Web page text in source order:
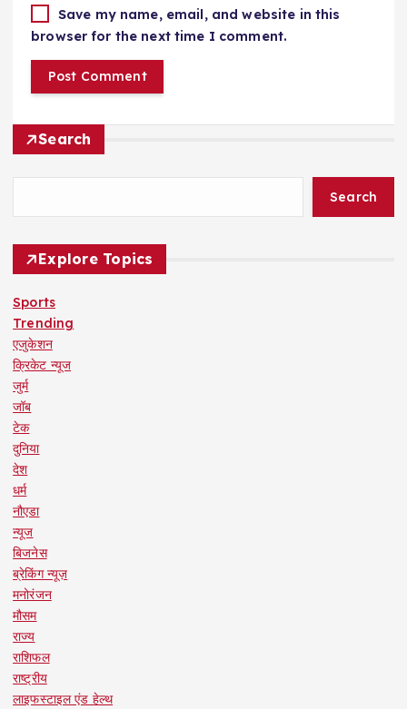
Save my name, email, and website in this
browser for the next time I comment.
Search
Search
Explore Topics
Sports
Trending
एजुकेशन
क्रिकेट न्यूज
जुर्म
जॉब
टेक
दुनिया
देश
धर्म
नौएडा
न्यूज
बिजनेस
ब्रेकिंग न्यूज़
मनोरंजन
मौसम
राज्य
राशिफल
राष्ट्रीय
लाइफस्टाइल एंड हेल्थ